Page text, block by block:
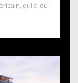
qui a eu